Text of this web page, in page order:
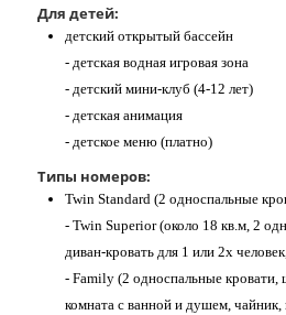
Для детей:
детский открытый бассейн
- детская водная игровая зона
- детский мини-клуб (4-12 лет)
- детская анимация
- детское меню (платно)
Типы номеров:
Twin Standard (2 односпальные
- Twin Superior (около 18 кв.м, 2
диван-кровать для 1 или 2х
- Family (2 односпальные
комната с ванной и душем, чайник,